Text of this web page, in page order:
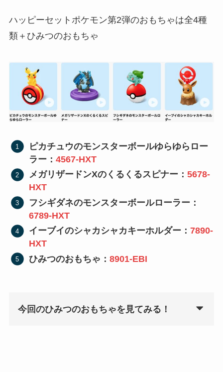
ハッピーセットポケモン第2弾のおもちゃは全4種
類＋ひみつのおもちゃ
ピカチュウのモンスターボールゆらゆらロー
ラー：4567-HXT
メガリザードンXのくるくるスピナー：5678-
HXT
フシギダネのモンスターボールローラー：
6789-HXT
イーブイのシャカシャカキーホルダー：7890-
HXT
ひみつのおもちゃ：8901-EBI
今回のひみつのおもちゃを見てみる！